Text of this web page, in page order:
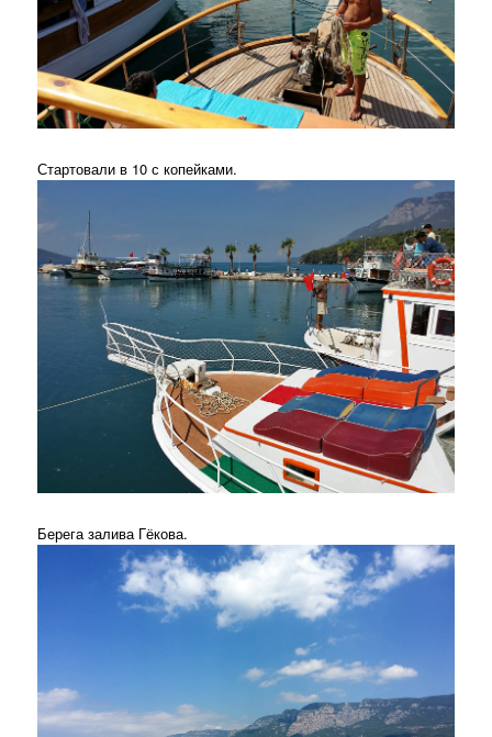
Стартовали в 10 с копейками.
Берега залива Гёкова.